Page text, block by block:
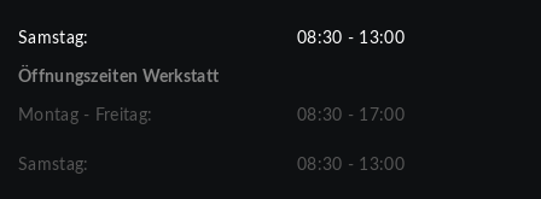
Samstag: 08:30 - 13:00
Öffnungszeiten Werkstatt
Montag - Freitag: 08:30 - 17:00
Samstag: 08:30 - 13:00